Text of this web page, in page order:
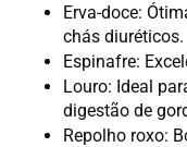
Erva-doce:
chás diuréticos.
Espinafre:
Louro: Ideal
digestão de
Repolho roxo: